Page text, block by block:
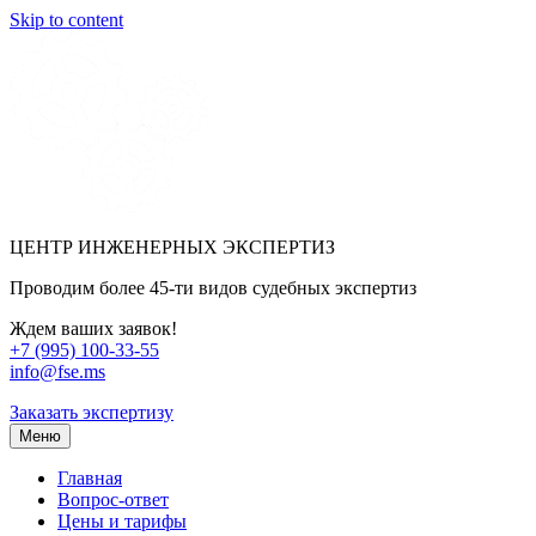
Skip to content
ЦЕНТР ИНЖЕНЕРНЫХ ЭКСПЕРТИЗ
Проводим более 45-ти видов судебных экспертиз
Ждем ваших заявок!
+7 (995) 100-33-55
info@fse.ms
Заказать экспертизу
Меню
Главная
Вопрос-ответ
Цены и тарифы